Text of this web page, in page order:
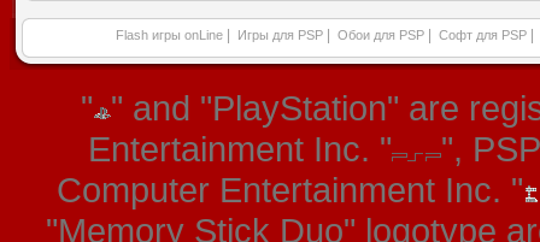
Flash игры onLine Игры для PSP Обои для PSP Софт для PSP
" " and "PlayStation" are
Entertainment Inc. "
",
Computer Entertainment Inc. "
"Memory Stick Duo" logotype